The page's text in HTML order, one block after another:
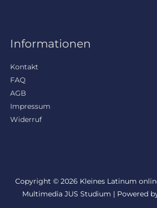
Informationen
Kontakt
FAQ
AGB
Impressum
Widerruf
Copyright © 2026 Kleines Latinum
Multimedia JUS Studium | Powered